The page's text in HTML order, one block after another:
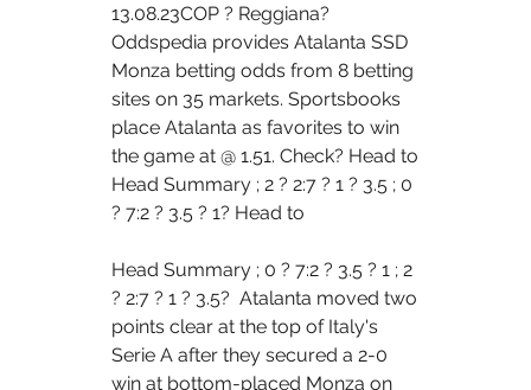
13.08.23COP ? Reggiana?
Oddspedia provides Atalanta SSD
Monza betting odds from 8 betting
sites on 35 markets. Sportsbooks
place Atalanta as favorites to win
the game at @ 1.51. Check? Head to
Head Summary ; 2 ? 2:7 ? 1 ? 3.5 ; 0
? 7:2 ? 3.5 ? 1? Head to
Head Summary ; 0 ? 7:2 ? 3.5 ? 1 ; 2
? 2:7 ? 1 ? 3.5?  Atalanta moved two
points clear at the top of Italy's
Serie A after they secured a 2-0
win at bottom-placed Monza on